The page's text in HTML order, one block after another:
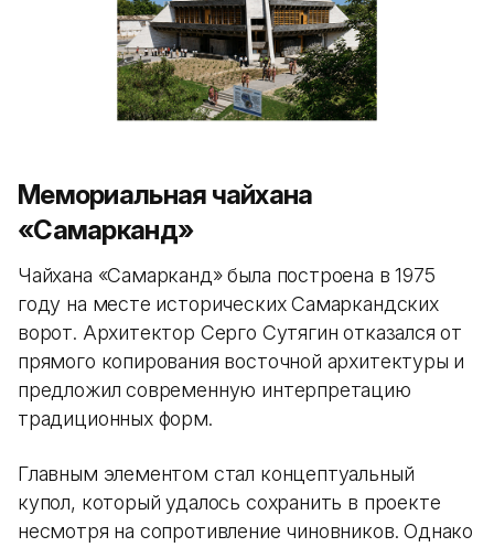
Мемориальная чайхана
«Самарканд»
Чайхана «Самарканд» была построена в 1975
году на месте исторических Самаркандских
ворот. Архитектор Серго Сутягин отказался от
прямого копирования восточной архитектуры и
предложил современную интерпретацию
традиционных форм.
Главным элементом стал концептуальный
купол, который удалось сохранить в проекте
несмотря на сопротивление чиновников. Однако